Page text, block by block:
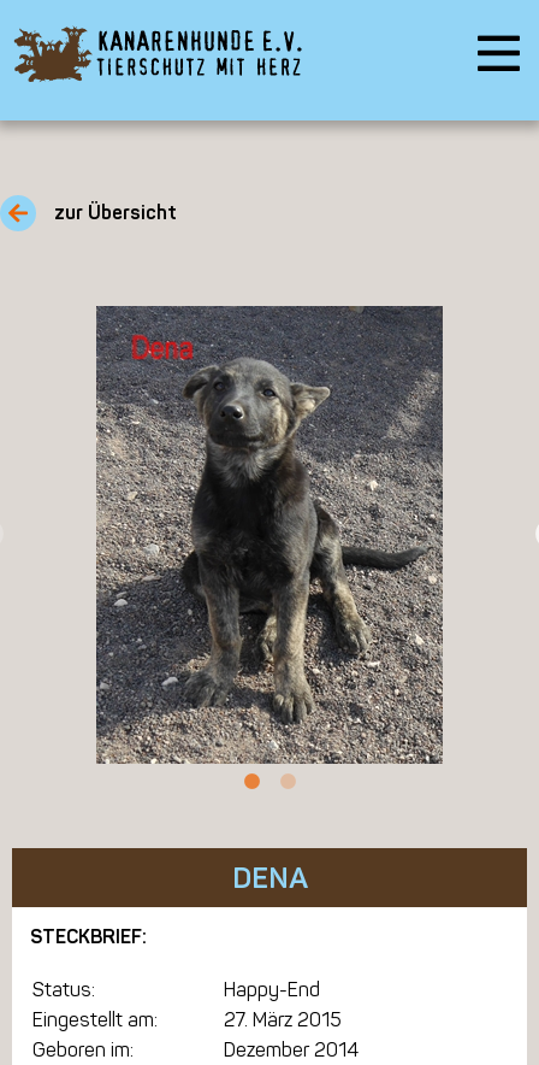
zur Übersicht
DENA
STECKBRIEF:
Status:
Happy-End
Eingestellt am:
27. März 2015
Geboren im:
Dezember 2014